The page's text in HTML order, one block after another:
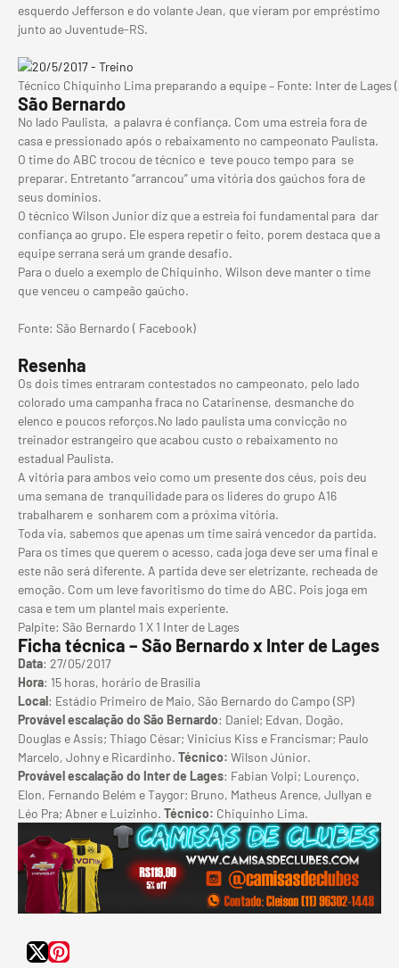
esquerdo Jefferson e do volante Jean, que vieram por empréstimo
junto ao Juventude-RS.
Técnico Chiquinho Lima preparando a equipe – Fonte: Inter de Lages
São Bernardo
No lado Paulista, a palavra é confiança. Com uma estreia fora de
casa e pressionado após o rebaixamento no campeonato Paulista.
O time do ABC trocou de técnico e teve pouco tempo para se
preparar. Entretanto “arrancou” uma vitória dos gaúchos fora de
seus domínios.
O técnico Wilson Junior diz que a estreia foi fundamental para dar
confiança ao grupo. Ele espera repetir o feito, porem destaca que a
equipe serrana será um grande desafio.
Para o duelo a exemplo de Chiquinho, Wilson deve manter o time
que venceu o campeão gaúcho.
Fonte: São Bernardo ( Facebook)
Resenha
Os dois times entraram contestados no campeonato, pelo lado
colorado uma campanha fraca no Catarinense, desmanche do
elenco e poucos reforços.No lado paulista uma convicção no
treinador estrangeiro que acabou custo o rebaixamento no
estadual Paulista.
A vitória para ambos veio como um presente dos céus, pois deu
uma semana de tranquilidade para os lideres do grupo A16
trabalharem e sonharem com a próxima vitória.
Toda via, sabemos que apenas um time sairá vencedor da partida.
Para os times que querem o acesso, cada joga deve ser uma final e
este não será diferente. A partida deve ser eletrizante, recheada de
emoção. Com um leve favoritismo do time do ABC. Pois joga em
casa e tem um plantel mais experiente.
Palpite: São Bernardo 1 X 1 Inter de Lages
Ficha técnica – São Bernardo x Inter de Lages
Data: 27/05/2017
Hora: 15 horas, horário de Brasília
Local: Estádio Primeiro de Maio, São Bernardo do Campo (SP)
Provável escalação do São Bernardo: Daniel; Edvan, Dogão,
Douglas e Assis; Thiago César; Vinicius Kiss e Francismar; Paulo
Marcelo, Johny e Ricardinho. Técnico: Wilson Júnior.
Provável escalação do Inter de Lages: Fabian Volpi; Lourenço,
Elon, Fernando Belém e Taygor; Bruno, Matheus Arence, Jullyan e
Léo Pra; Abner e Luizinho. Técnico: Chiquinho Lima.